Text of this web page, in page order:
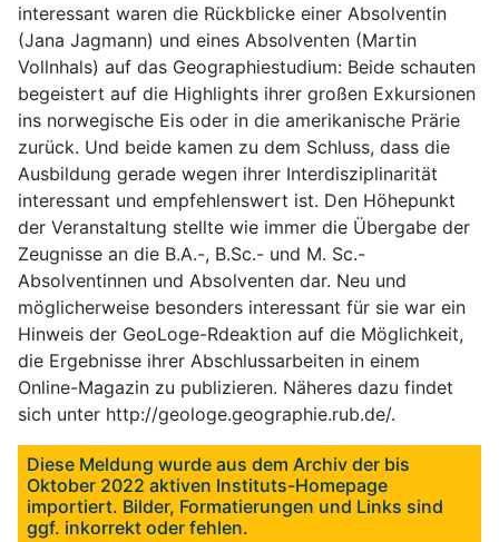
interessant waren die Rückblicke einer Absolventin
(Jana Jagmann) und eines Absolventen (Martin
Vollnhals) auf das Geographiestudium: Beide schauten
begeistert auf die Highlights ihrer großen Exkursionen
ins norwegische Eis oder in die amerikanische Prärie
zurück. Und beide kamen zu dem Schluss, dass die
Ausbildung gerade wegen ihrer Interdisziplinarität
interessant und empfehlenswert ist. Den Höhepunkt
der Veranstaltung stellte wie immer die Übergabe der
Zeugnisse an die B.A.-, B.Sc.- und M. Sc.-
Absolventinnen und Absolventen dar. Neu und
möglicherweise besonders interessant für sie war ein
Hinweis der GeoLoge-Rdeaktion auf die Möglichkeit,
die Ergebnisse ihrer Abschlussarbeiten in einem
Online-Magazin zu publizieren. Näheres dazu findet
sich unter http://geologe.geographie.rub.de/.
Diese Meldung wurde aus dem Archiv der bis
Oktober 2022 aktiven Instituts-Homepage
importiert. Bilder, Formatierungen und Links sind
ggf. inkorrekt oder fehlen.